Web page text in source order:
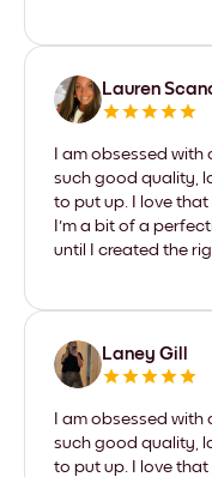
Lauren
I am obsessed
such good quality,
to put up. I love
I'm a bit of a
until I created the
Laney Gill
I am obsessed with
such good quality,
to put up. I love